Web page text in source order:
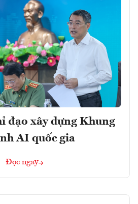
đạo xây dựng Khung
AI quốc gia
Đọc ngay